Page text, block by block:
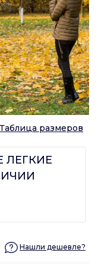
Таблица размеров
ЛЕГКИЕ
Нашли дешевле?